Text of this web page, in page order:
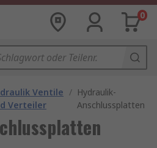
0
Ventile
Verteiler
/ Hydraulik-
Anschlussplatten